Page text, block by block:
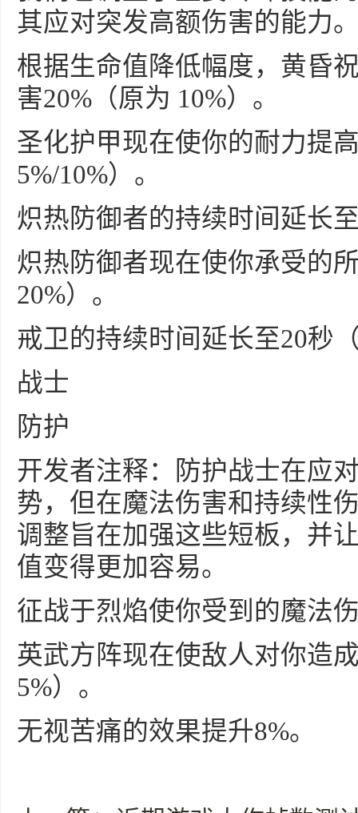
其应对突发高额伤害的能力
根据生命值降低幅度，黄昏
害20%（原为 10%）。
圣化护甲现在使你的耐力提
5%/10%）。
炽热防御者的持续时间延长
炽热防御者现在使你承受的
20%）。
戒卫的持续时间延长至20秒
战士
防护
开发者注释：防护战士在应
势，但在魔法伤害和持续性
调整旨在加强这些短板，并
值变得更加容易。
征战于烈焰使你受到的魔法
英武方阵现在使敌人对你造
5%）。
无视苦痛的效果提升8%。